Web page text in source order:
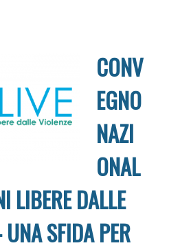
CONV
EGNO
NAZI
ONAL
LIBERE DALLE
SFIDA PER